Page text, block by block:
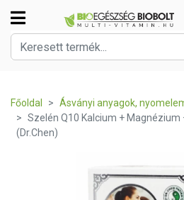
Főoldal Ásványi anyagok,
Szelén Q10 Kalcium + Magnézium
(Dr.Chen)